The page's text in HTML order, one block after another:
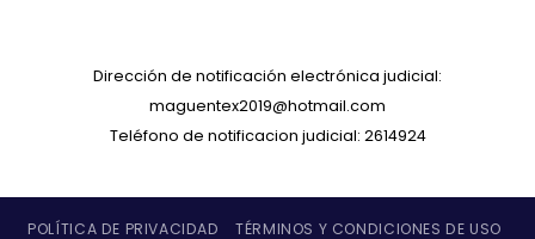
Dirección de notificación electrónica judicial:
maguentex2019@hotmail.com
Teléfono de notificacion judicial: 2614924
POLÍTICA DE PRIVACIDAD
TÉRMINOS Y CONDICIONES DE USO